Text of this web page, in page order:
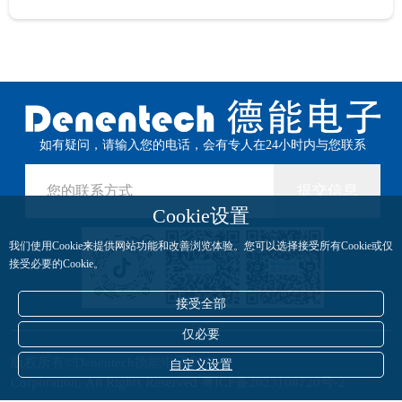
Cookie设置
我们使用Cookie来提供网站功能和改善浏览体验。您可以选择接受所有Cookie或仅
接受必要的Cookie。
接受全部
仅必要
自定义设置
如有疑问，请输入您的电话，会有专人在24小时内与您联系
版权所有©Denentech德能电子所有
Corporation, All Rights Reserved粤ICP备2023108720号-2